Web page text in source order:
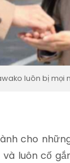
luôn bị mọi
cho
luôn cố